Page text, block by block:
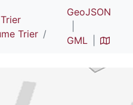
Trier
GeoJSON
GML